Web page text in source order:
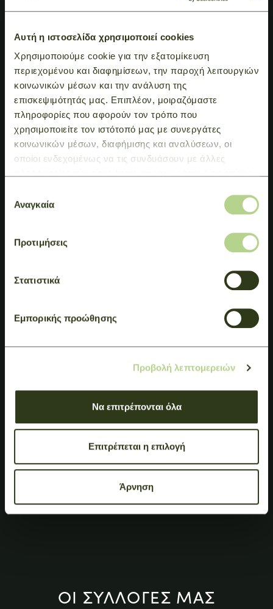
Αυτή η ιστοσελίδα χρησιμοποιεί cookies
Χρησιμοποιούμε cookie για την εξατομίκευση
περιεχομένου και διαφημίσεων, την παροχή λειτουργιών
κοινωνικών μέσων και την ανάλυση της
επισκεψιμότητάς μας. Επιπλέον, μοιραζόμαστε
πληροφορίες που αφορούν τον τρόπο που
χρησιμοποιείτε τον ιστότοπό μας με συνεργάτες
κοινωνικών μέσων, διαφήμισης και αναλύσεων, οι
οποίοι ενδεχομένως να τις συνδυάσουν με άλλες
των υπηρεσιών τους.
συγκατάθεσης
Αναγκαία
Προτιμήσεις
Στατιστικά
Εμπορικής προώθησης
Προβολή λεπτομερειών
Να επιτρέπονται όλα
Επιτρέπεται η επιλογή
Άρνηση
ΟΙ ΣΥΛΛΟΓΕΣ ΜΑΣ